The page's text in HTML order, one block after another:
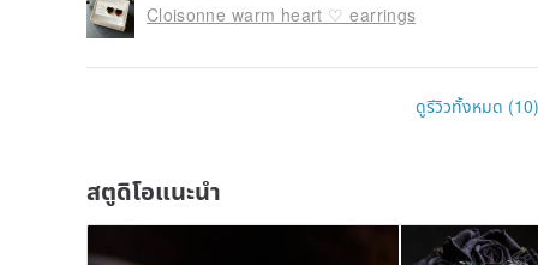
Cloisonne warm heart ♡ earrings
ดูรีวิวทั้งหมด (10)
สตูดิโอแนะนำ